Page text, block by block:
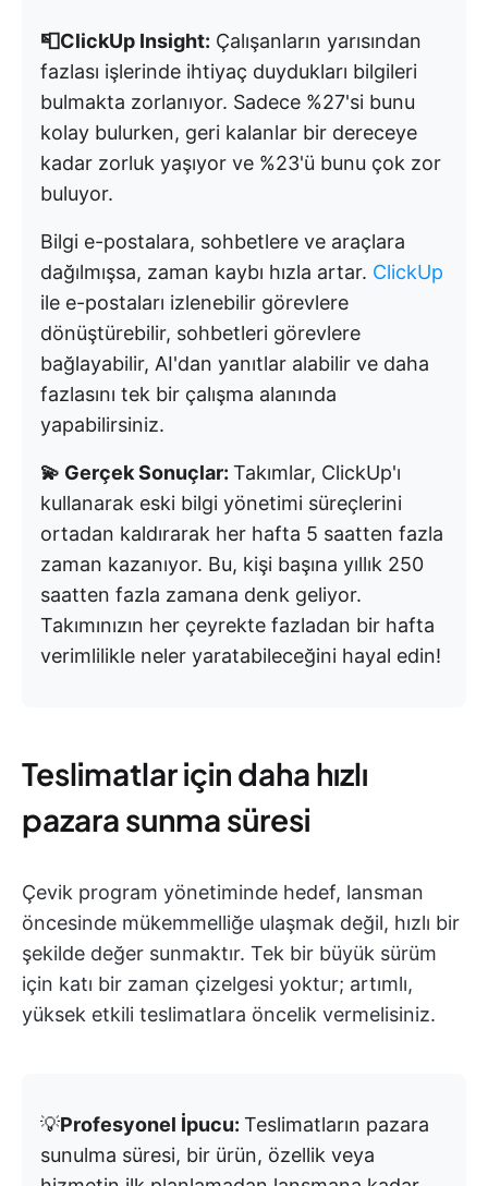
📮ClickUp Insight: Çalışanların yarısından
fazlası işlerinde ihtiyaç duydukları bilgileri
bulmakta zorlanıyor. Sadece %27'si bunu
kolay bulurken, geri kalanlar bir dereceye
kadar zorluk yaşıyor ve %23'ü bunu çok zor
buluyor.
Bilgi e-postalara, sohbetlere ve araçlara
dağılmışsa, zaman kaybı hızla artar. ClickUp
ile e-postaları izlenebilir görevlere
dönüştürebilir, sohbetleri görevlere
bağlayabilir, AI'dan yanıtlar alabilir ve daha
fazlasını tek bir çalışma alanında
yapabilirsiniz.
💫 Gerçek Sonuçlar: Takımlar, ClickUp'ı
kullanarak eski bilgi yönetimi süreçlerini
ortadan kaldırarak her hafta 5 saatten fazla
zaman kazanıyor. Bu, kişi başına yıllık 250
saatten fazla zamana denk geliyor.
Takımınızın her çeyrekte fazladan bir hafta
verimlilikle neler yaratabileceğini hayal edin!
Teslimatlar için daha hızlı
pazara sunma süresi
Çevik program yönetiminde hedef, lansman
öncesinde mükemmelliğe ulaşmak değil, hızlı bir
şekilde değer sunmaktır. Tek bir büyük sürüm
için katı bir zaman çizelgesi yoktur; artımlı,
yüksek etkili teslimatlara öncelik vermelisiniz.
💡Profesyonel İpucu: Teslimatların pazara
sunulma süresi, bir ürün, özellik veya